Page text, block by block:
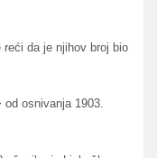
da je njihov broj bio
od osnivanja 1903.